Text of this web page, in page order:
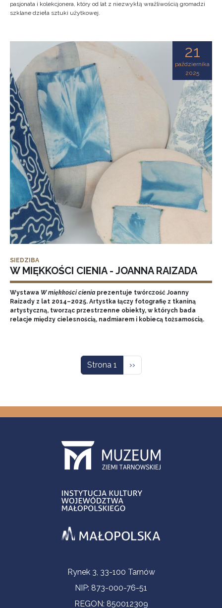
pasjonata i kolekcjonera, który od lat z niezwykłą wrażliwością gromadzi
szklane dzieła sztuki użytkowej.
21
października
2025
SIEDZIBA
W MIĘKKOŚCI CIENIA - JOANNA RAIZADA
Wystawa W miękkości cieniaprezentuje twórczość Joanny
Raizady z lat 2014–2025. Artystka łączy fotografię z tkaniną
artystyczną, tworząc przestrzenne obiekty, w których bada
relacje między cielesnością, nadmiarem i kobiecą tożsamością.
Strona 1 Następna strona
››
Informacje kontaktoweRynek 3, 33-100 Tarnów
NIP: 873-000-76-51
REGON: 850012309